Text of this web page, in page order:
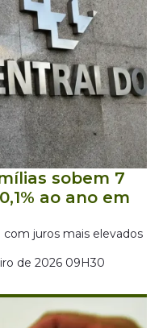
sobem 7
ao ano em
juros mais elevados
de 2026 09H30